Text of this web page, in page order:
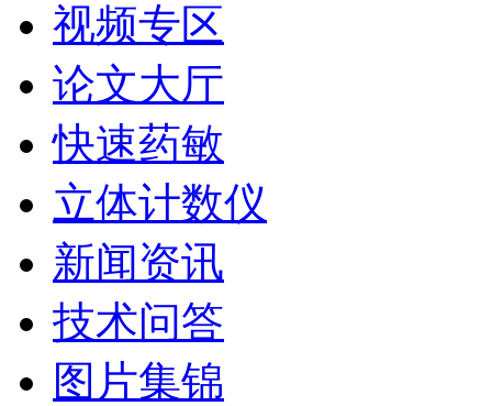
视频专区
论文大厅
快速药敏
立体计数仪
新闻资讯
技术问答
图片集锦